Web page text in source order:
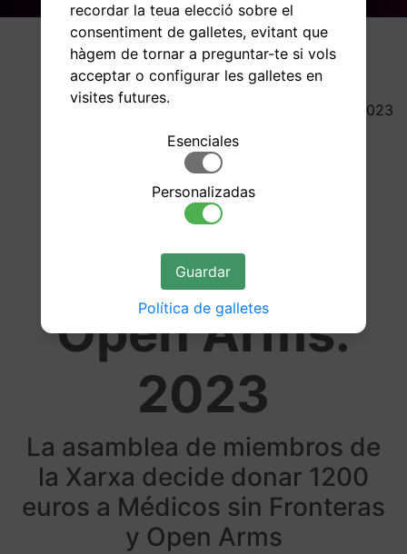
23/05/2023
Donación a
Médicos sin
Fronteras y
Open Arms:
2023
La asamblea de miembros de
la Xarxa decide donar 1200
euros a Médicos sin Fronteras
y Open Arms
recordar la teua elecció sobre el
consentiment de galletes, evitant que
hàgem de tornar a preguntar-te si vols
acceptar o configurar les galletes en
visites futures.
Esenciales
Personalizadas
Guardar
Política de galletes